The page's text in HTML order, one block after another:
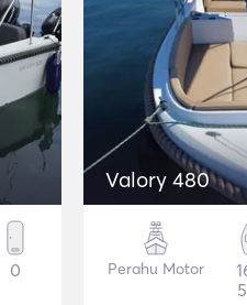
0
Valory 480
Perahu Motor